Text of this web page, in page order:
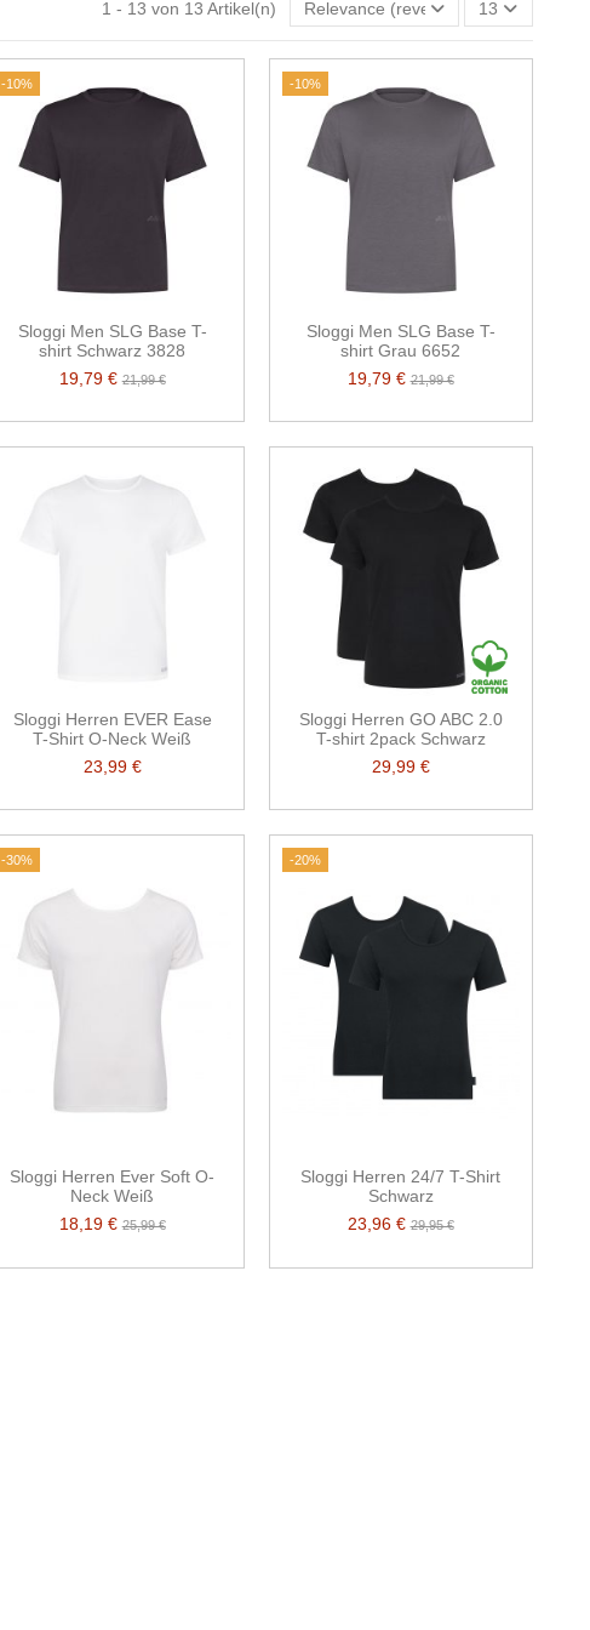
1 - 13 von 13 Artikel(n) Relevance (reverse) 13
-10%
Sloggi Men SLG Base T-
shirt Schwarz 3828
19,79 €21,99 €
-10%
Sloggi Men SLG Base T-
shirt Grau 6652
19,79 €21,99 €
Sloggi Herren EVER Ease
T-Shirt O-Neck Weiß
23,99 €
Sloggi Herren GO ABC 2.0
T-shirt 2pack Schwarz
29,99 €
-30%
Sloggi Herren Ever Soft O-
Neck Weiß
18,19 €25,99 €
-20%
Sloggi Herren 24/7 T-Shirt
Schwarz
23,96 €29,95 €